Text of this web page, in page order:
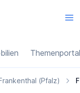
(Pfalz)